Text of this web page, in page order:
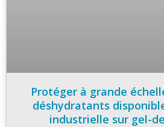
Protéger à grande
déshydratants
industrielle sur gel-